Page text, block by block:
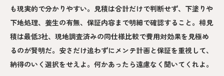
も現実的で分かりやすい。見積は合計だけで判断せず、下塗りや
下地処理、養生の有無、保証内容まで明細で確認すること。相見
積は最低3社、現地調査済みの同仕様比較で費用対効果を見極め
るのが賢明だ。安さだけ追わずにメンテ計画と保証を重視して、
納得のいく選択をせえよ。何かあったら遠慮なく聞いてくれよ。